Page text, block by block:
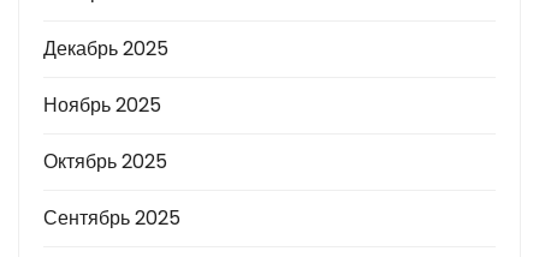
Декабрь 2025
Ноябрь 2025
Октябрь 2025
Сентябрь 2025